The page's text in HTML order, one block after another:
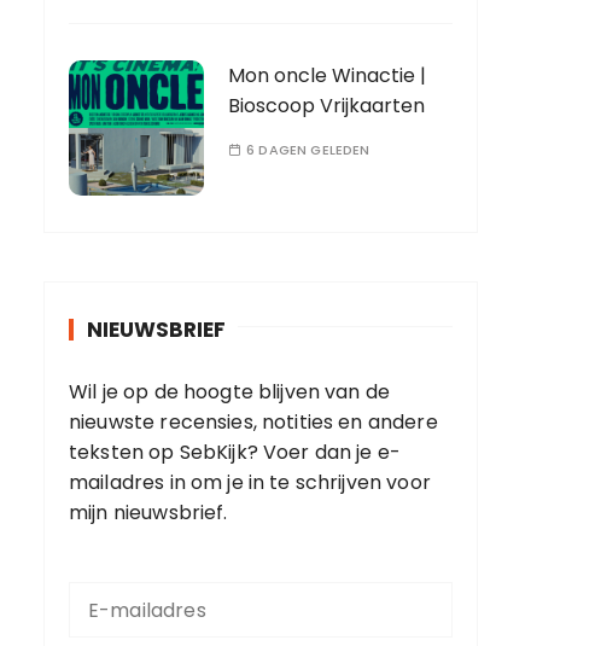
Mon oncle Winactie |
Bioscoop Vrijkaarten
6 DAGEN GELEDEN
NIEUWSBRIEF
Wil je op de hoogte blijven van de
nieuwste recensies, notities en andere
teksten op SebKijk? Voer dan je e-
mailadres in om je in te schrijven voor
mijn nieuwsbrief.